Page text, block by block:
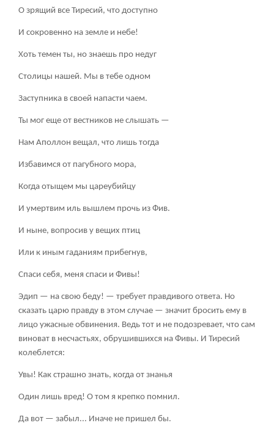
О зрящий все Тиресий, что доступно
И сокровенно на земле и небе!
Хоть темен ты, но знаешь про недуг
Столицы нашей. Мы в тебе одном
Заступника в своей напасти чаем.
Ты мог еще от вестников не слышать —
Нам Аполлон вещал, что лишь тогда
Избавимся от пагубного мора,
Когда отыщем мы цареубийцу
И умертвим иль вышлем прочь из Фив.
И ныне, вопросив у вещих птиц
Или к иным гаданиям прибегнув,
Спаси себя, меня спаси и Фивы!
Эдип — на свою беду! — требует правдивого ответа. Но
сказать царю правду в этом случае — значит бросить ему в
лицо ужасные обвинения. Ведь тот и не подозревает, что сам
виноват в несчастьях, обрушившихся на Фивы. И Тиресий
колеблется:
Увы! Как страшно знать, когда от знанья
Один лишь вред! О том я крепко помнил.
Да вот — забыл... Иначе не пришел бы.